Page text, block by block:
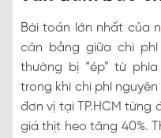
Bài toán lớn nhất của
cân bằng giữa chi
thường bị “ép” từ
trong khi chi phí
đơn vị tại TP.HCM từng
giá thịt heo tăng 40%.